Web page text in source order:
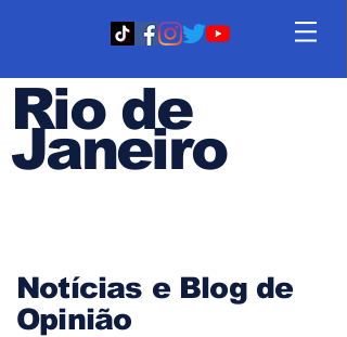
Rio de
Janeiro
Notícias e Blog de
Opinião